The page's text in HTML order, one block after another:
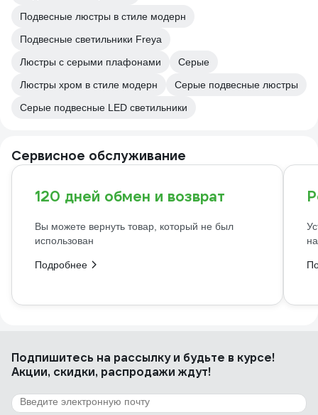
Подвесные люстры в стиле модерн
Подвесные светильники Freya
Люстры с серыми плафонами
Серые
Люстры хром в стиле модерн
Серые подвесные люстры
Серые подвесные LED светильники
Сервисное обслуживание
120 дней обмен и возврат
Вы можете вернуть товар, который не был
использован
Подробнее
Подпишитесь на рассылкуи будьте в курсе!
Акции, скидки, распродажи ждут!